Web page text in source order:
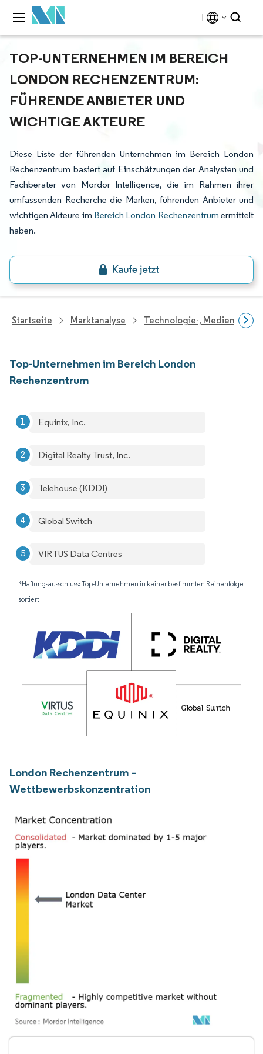
TOP-UNTERNEHMEN IM BEREICH
LONDON RECHENZENTRUM:
FÜHRENDE ANBIETER UND
WICHTIGE AKTEURE
Diese Liste der führenden Unternehmen im Bereich London
Rechenzentrum basiert auf Einschätzungen der Analysten und
Fachberater von Mordor Intelligence, die im Rahmen ihrer
umfassenden Recherche die Marken, führenden Anbieter und
wichtigen Akteure im Bereich London Rechenzentrum ermittelt
haben.
Startseite Marktanalyse Technologie-, Medien- Und
Top-Unternehmen im Bereich London
Rechenzentrum
Equinix, Inc.
Digital Realty Trust, Inc.
Telehouse (KDDI)
Global Switch
VIRTUS Data Centres
*Haftungsausschluss: Top-Unternehmen in keiner bestimmten Reihenfolge
sortiert
London Rechenzentrum –
Wettbewerbskonzentration